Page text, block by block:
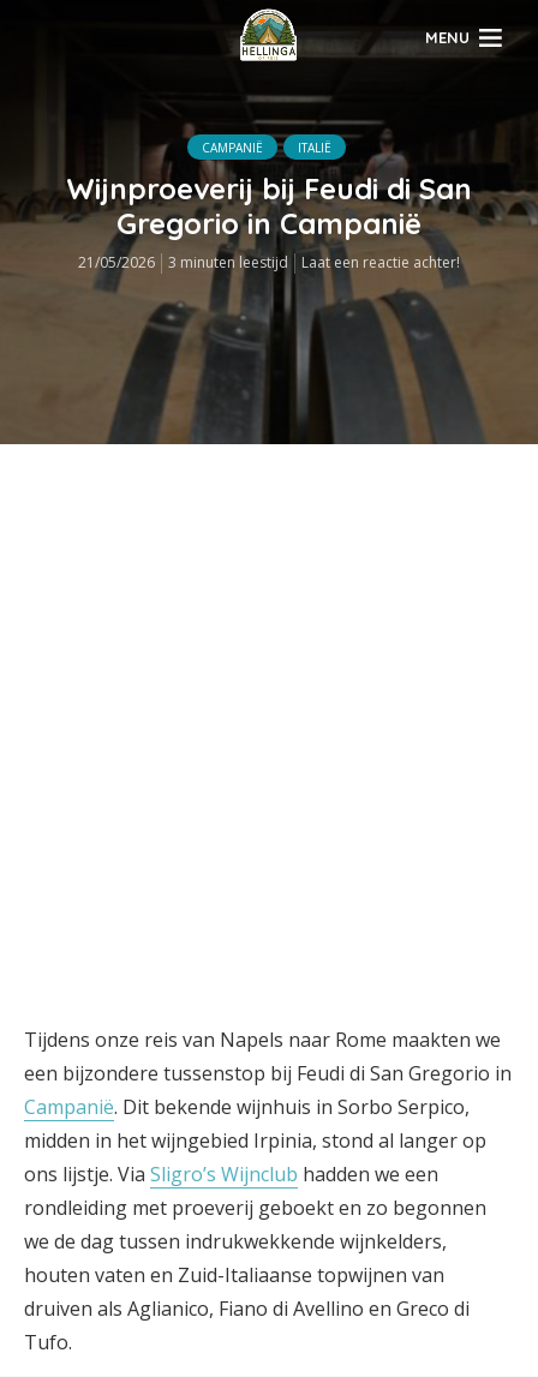
MENU
CAMPANIË ITALIË
Wijnproeverij bij Feudi di San
Gregorio in Campanië
21/05/2026 3 minuten leestijd Laat een reactie achter!
Tijdens onze reis van Napels naar Rome maakten we
een bijzondere tussenstop bij Feudi di San Gregorio in
Campanië. Dit bekende wijnhuis in Sorbo Serpico,
midden in het wijngebied Irpinia, stond al langer op
ons lijstje. Via Sligro’s Wijnclub hadden we een
rondleiding met proeverij geboekt en zo begonnen
we de dag tussen indrukwekkende wijnkelders,
houten vaten en Zuid-Italiaanse topwijnen van
druiven als Aglianico, Fiano di Avellino en Greco di
Tufo.